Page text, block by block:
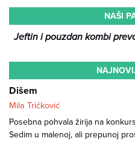
NAŠI
Jeftin i pouzdan kombi
Dišem
Mila Tričković
Posebna pohvala žirija na
Sedim u malenoj, ali prepunoj